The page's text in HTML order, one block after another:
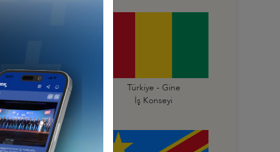
Türkiye - Gana
İş Konseyi
Türkiye - Gine
İş Konseyi